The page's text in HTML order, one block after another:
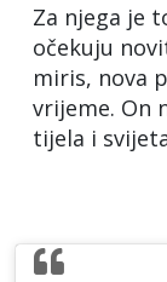
Za njega je
očekuju
miris, nova
vrijeme. On
tijela i